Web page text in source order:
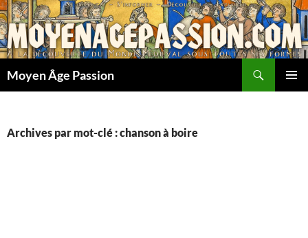
Aller
au
contenu
Moyen Âge Passion
Archives par mot-clé : chanson à boire